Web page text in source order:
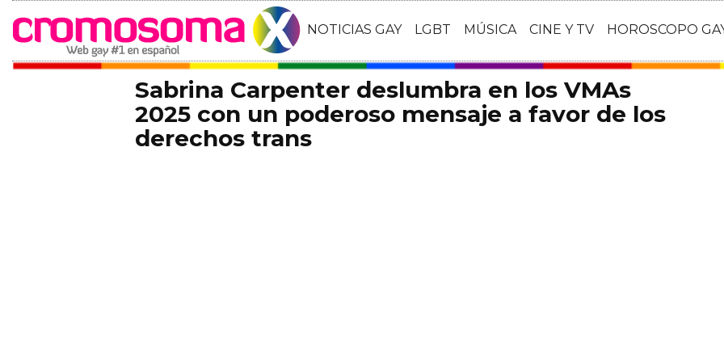
NOTICIAS GAY LGBT MÚSICA CINE Y TV HOROSCOPO
Sabrina Carpenter deslumbra en los VMAs
2025 con un poderoso mensaje a favor de los
derechos trans